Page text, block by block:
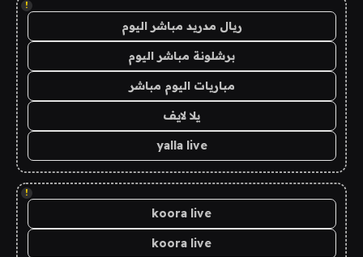
!
ريال مدريد مباشر اليوم
برشلونة مباشر اليوم
مباريات اليوم مباشر
يلا لايف
yalla live
!
koora live
koora live